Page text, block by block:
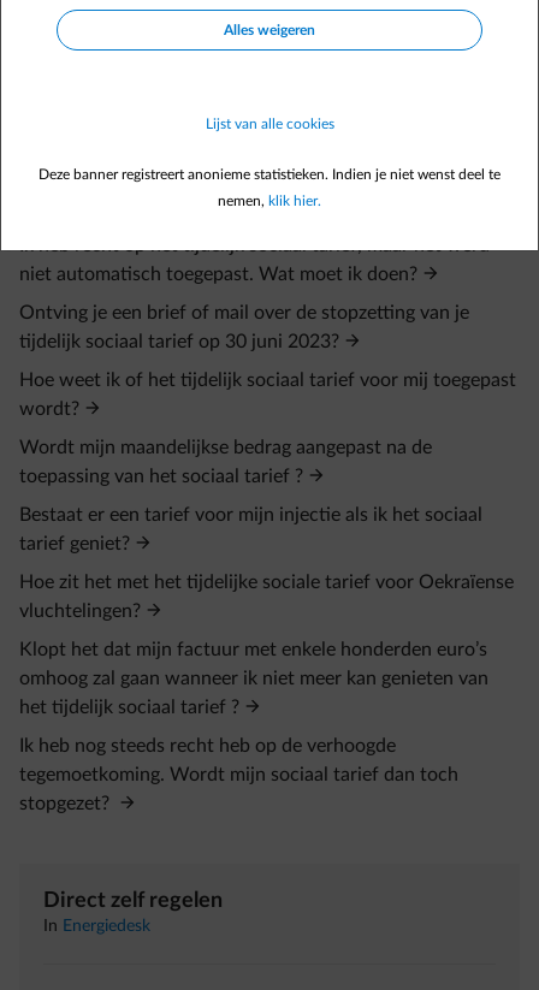
Wat moet ik doen om het tijdelijk sociaal tarief aan te
niet automatisch toegepast. Wat moet ik doen?
Ontving je een brief of mail over de stopzetting van je
tijdelijk sociaal tarief op 30 juni 2023?
Hoe weet ik of het tijdelijk sociaal tarief voor mij toegepast
wordt?
Wordt mijn maandelijkse bedrag aangepast na de
toepassing van het sociaal tarief ?
Bestaat er een tarief voor mijn injectie als ik het sociaal
tarief geniet?
Hoe zit het met het tijdelijke sociale tarief voor Oekraïense
vluchtelingen?
Klopt het dat mijn factuur met enkele honderden euro’s
omhoog zal gaan wanneer ik niet meer kan genieten van
het tijdelijk sociaal tarief ?
Ik heb nog steeds recht heb op de verhoogde
tegemoetkoming. Wordt mijn sociaal tarief dan toch
stopgezet?
Direct zelf regelen
In Energiedesk
Alles weigeren
Lijst van alle cookies
Deze banner registreert anonieme statistieken. Indien je niet wenst deel te
nemen, klik hier.